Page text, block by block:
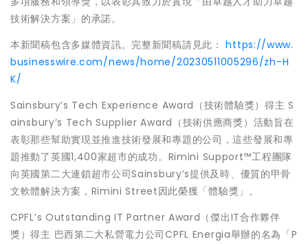
技術解決方案」的承諾。
本新聞稿包含多媒體資訊。完整新聞稿請見此：https://www.
businesswire.com/news/home/20230511005296/zh-H
K/
Sainsbury’s Tech Experience Award（技術體驗獎）得主 S
ainsbury’s Tech Supplier Award（技術供應商獎）活動旨在
表彰那些幫助實現並推進技術發展和專題的公司，這些發展和專
題推動了英國1,400家超市的成功。Rimini Support™工程團隊
向英國第二大連鎖超市公司Sainsbury’s提供及時、優質的甲骨
文軟體解決方案，Rimini Street因此榮獲「體驗獎」。
CPFL’s Outstanding IT Partner Award（傑出IT合作夥伴
獎）得主 巴西第二大私營電力公司CPFL Energia舉辦的名為「P